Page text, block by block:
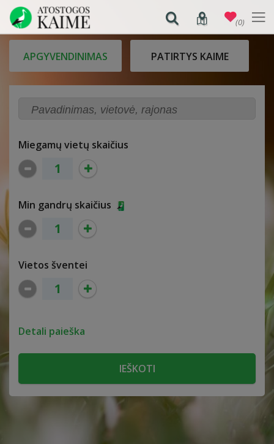
APGYVENDINIMAS PATIRTYS KAIME
Miegamų vietų skaičius
Min gandrų skaičius
Vietos šventei
Detali paieška
(0)